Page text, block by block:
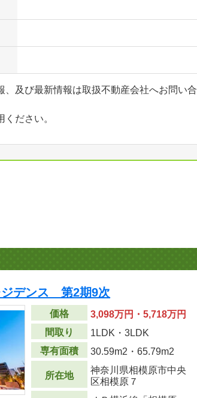
、及び最新情報は取扱不動産会社へお問い合
ださい。
ジデンス 第2期9次
価格
3,098万円・5,718万円
間取り
1LDK・3LDK
専有面積
30.59m2 ・65.79m2
所在地
神奈川県相模原市中央
区相模原７